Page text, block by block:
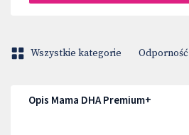
Wszystkie kategorie Odporność
Opis Mama DHA Premium+